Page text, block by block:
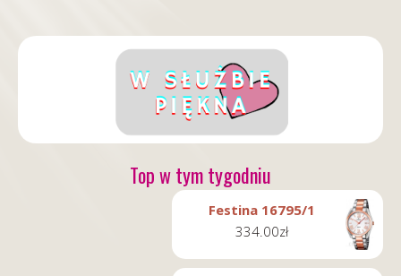
Top w tym tygodniu
Festina 16795/1
334.00zł